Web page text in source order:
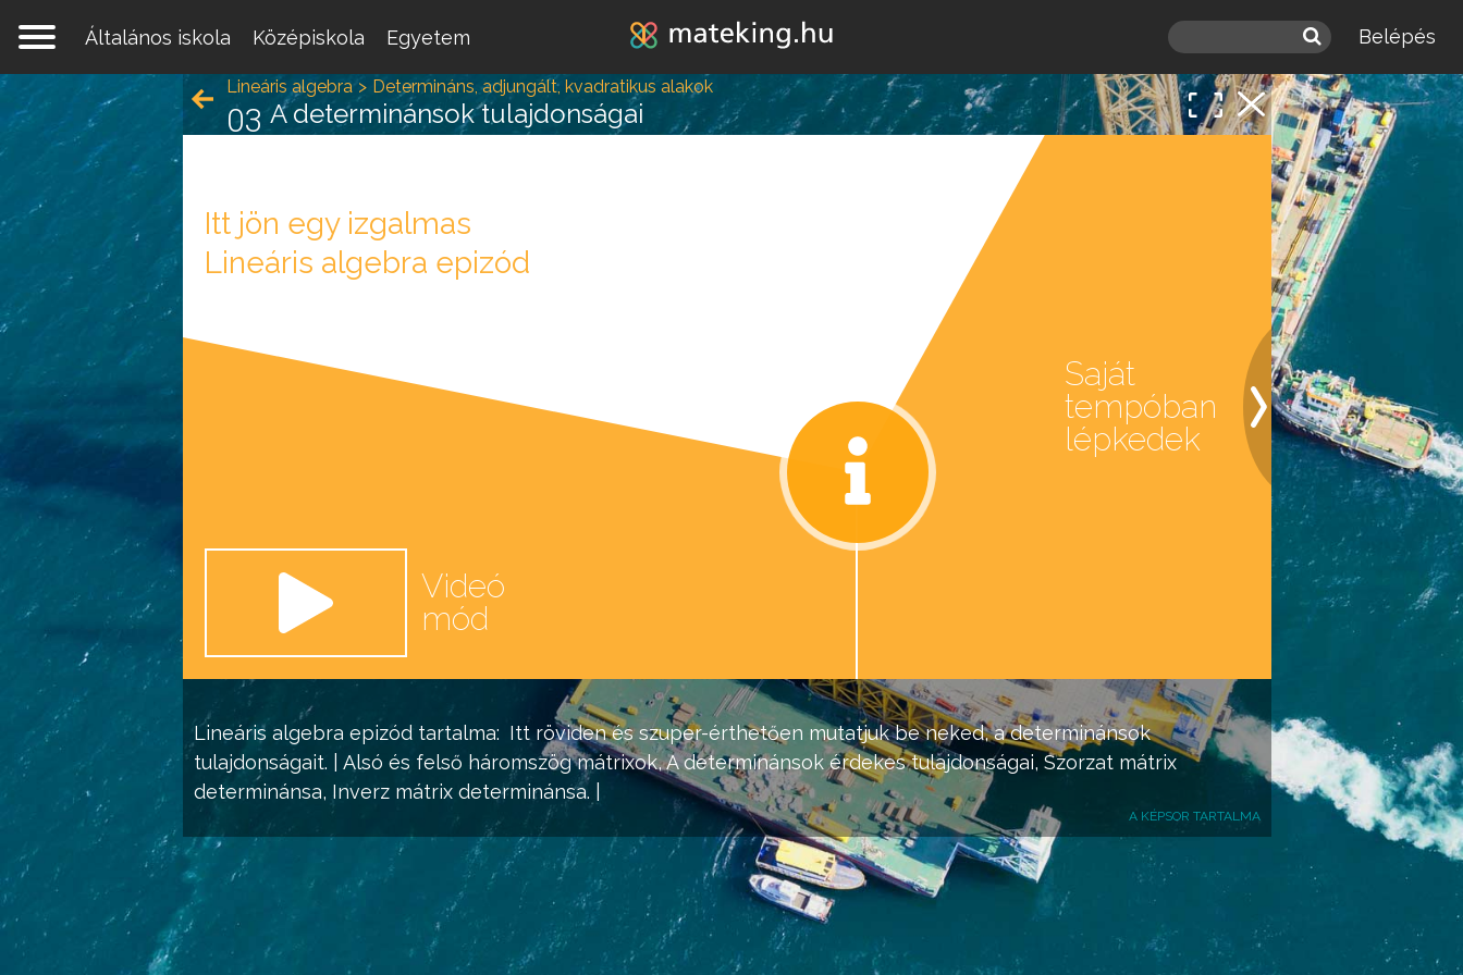
Jump to navigation
Általános iskola
Középiskola Egyetem Belépés
Lineáris algebra epizód tartalma: Itt röviden és szuper-érthetően mutatjuk be neked, a determinánsok
tulajdonságait. | Alsó és felső háromszögmátrixok, A determinánsok érdekes tulajdonságai, Szorzat mátrix
determinánsa, Inverz mátrix determinánsa. |
A KÉPSOR TARTALMA
Lineáris algebra Determináns, adjungált, kvadratikus alakok
A determinánsok tulajdonságai
03
Itt jön egy izgalmas
Lineáris algebra epizód
Videó
mód
Saját
tempóban
lépkedek
Egy lépésre vagy attól, hogy a
matek melléd álljon és ne eléd.
REGISZTRÁLOK/BELÉPEK